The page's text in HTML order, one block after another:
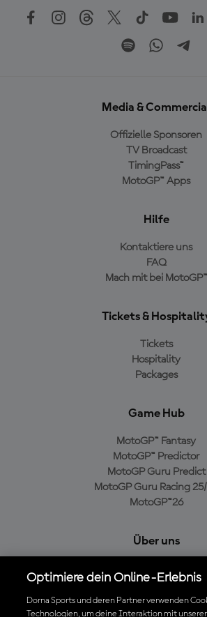
Media &
Offizielle Sponsoren
TV Broadcast
TimingPass™
MotoGP™ Apps
Hilfe
Kontaktiere uns
FAQ
Mach mit bei MotoGP™
Tickets &
Tickets
Hospitality
Packages
Game Hub
MotoGP™ Fantasy
MotoGP™ Predictor
MotoGP Guru Predict
MotoGP Guru Racing
MotoGP™26
Über uns
Cookie-Richtlinien
Optimiere dein Online-Erlebnis
Dorna Sports und deren Partner verwenden
Technologien, um deine Interaktion mit